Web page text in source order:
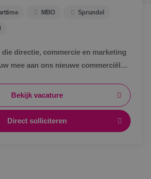
MBO Sprundel
die directie, commercie en marketing
mee aan ons nieuwe commerciële
Bekijk vacature
Direct solliciteren